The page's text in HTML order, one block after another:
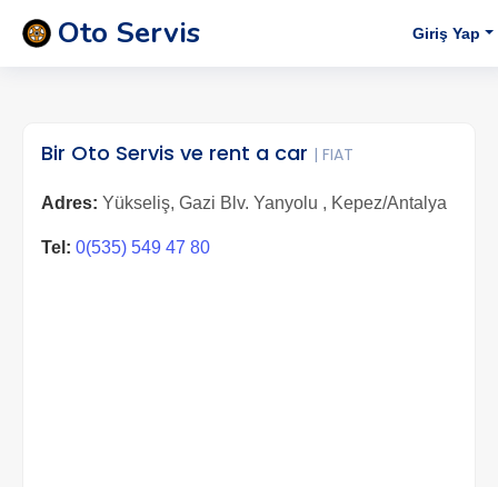
Oto Servis Giriş Yap
Bir Oto Servis ve rent a car | FIAT
Adres: Yükseliş, Gazi Blv. Yanyolu , Kepez/Antalya
Tel: 0(535) 549 47 80